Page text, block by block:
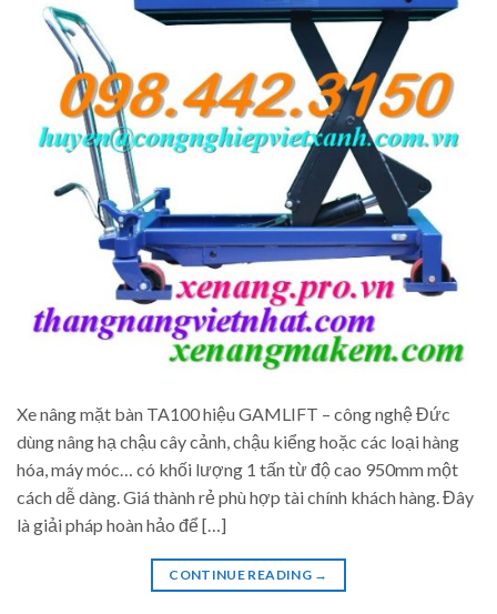
Xe nâng mặt bàn TA100 hiệu GAMLIFT – công nghệ Đức
dùng nâng hạ chậu cây cảnh, chậu kiểng hoặc các loại hàng
hóa, máy móc… có khối lượng 1 tấn từ độ cao 950mm một
cách dễ dàng. Giá thành rẻ phù hợp tài chính khách hàng. Đây
là giải pháp hoàn hảo để […]
CONTINUE READING →